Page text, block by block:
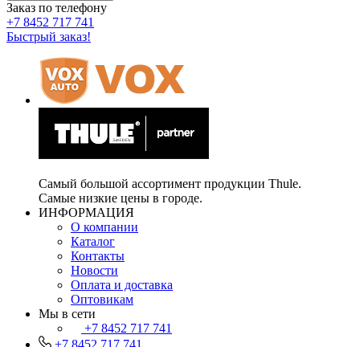
Заказ по телефону
+7 8452 717 741
Быстрый заказ!
Самый большой ассортимент продукции Thule.
Самые низкие цены в городе.
ИНФОРМАЦИЯ
О компании
Каталог
Контакты
Новости
Оплата и доставка
Оптовикам
Мы в сети
+7 8452 717 741